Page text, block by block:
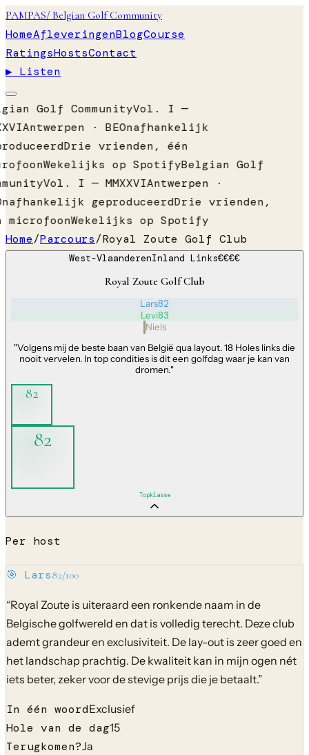
PAMPAS/ Belgian Golf Community
HomeAfleveringenBlogCourse
RatingsHostsContact
▶ Listen
Golf CommunityVol. I —
Antwerpen · BEOnafhankelijk
Drie vrienden, één
Wekelijks op SpotifyBelgian Golf
Vol. I — MMXXVIAntwerpen ·
geproduceerdDrie vrienden,
microfoonWekelijks op Spotify
Home/Parcours/Royal Zoute Golf Club
West-VlaanderenInland Links€€€€
Royal Zoute Golf Club
Lars82
Levi83
Niels
"Volgens mij de beste baan van België qua layout. 18 Holes links die
nooit vervelen. In top condities is dit een golfdag waar je kan van
dromen."
82
82
Topklasse
Per host
🎯 Lars82/100
“Royal Zoute is uiteraard een ronkende naam in de
Belgische golfwereld en dat is volledig terecht. Deze club
ademt grandeur en exclusiviteit. De lay-out is zeer goed en
het landschap prachtig. De kwaliteit kan in mijn ogen nét
iets beter, zeker voor de stevige prijs die je betaalt.”
In één woordExclusief
Hole van de dag15
Terugkomen?Ja